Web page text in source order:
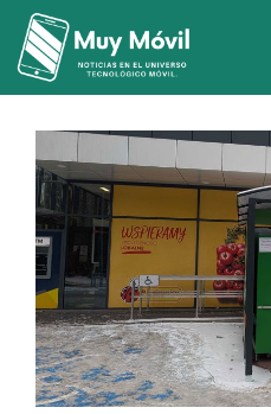
Saltar
contenido